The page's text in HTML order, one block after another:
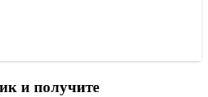
и получите